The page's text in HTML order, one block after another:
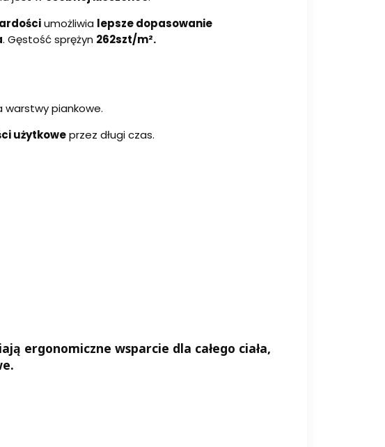
umożliwia lepsze dopasowanie
. Gęstość sprężyn 262szt/m².
warstwy piankowe.
użytkoweprzez długi czas.
ergonomiczne wsparcie dla całego ciała,